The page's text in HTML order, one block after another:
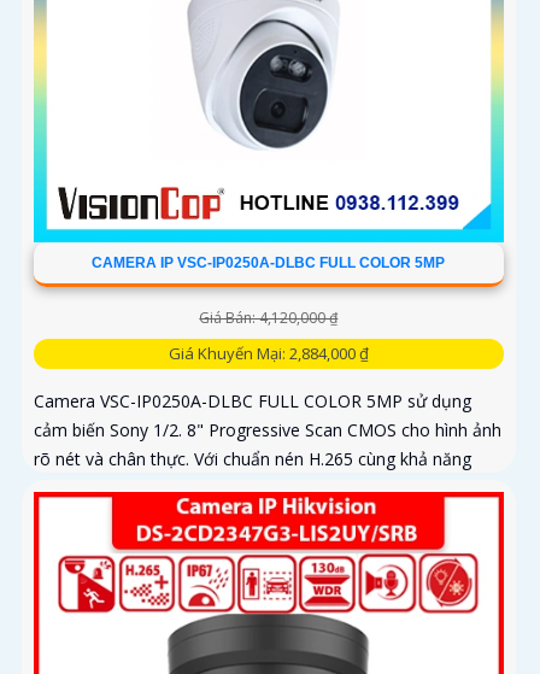
CAMERA IP VSC-IP0250A-DLBC FULL COLOR 5MP
Giá Bán: 4,120,000 ₫
Giá Khuyến Mại: 2,884,000 ₫
Camera VSC-IP0250A-DLBC FULL COLOR 5MP sử dụng
cảm biến Sony 1/2. 8" Progressive Scan CMOS cho hình ảnh
rõ nét và chân thực. Với chuẩn nén H.265 cùng khả năng
zoom quang 4X...